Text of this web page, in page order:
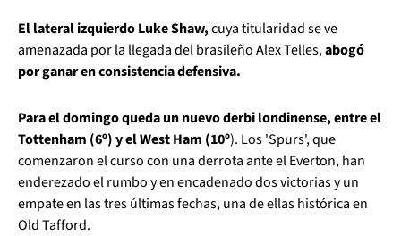
El lateral izquierdo Luke Shaw,cuya titularidad se ve
amenazada por la llegada del brasileño Alex Telles,abogó
por ganar en consistencia defensiva.
Para el domingo queda un nuevo derbi londinense, entre el
Tottenham (6º) y el West Ham (10º). Los 'Spurs', que
comenzaron el curso con una derrota ante el Everton, han
enderezado el rumbo y en encadenado dos victorias y un
empate en las tres últimas fechas, una de ellas histórica en
Old Tafford.